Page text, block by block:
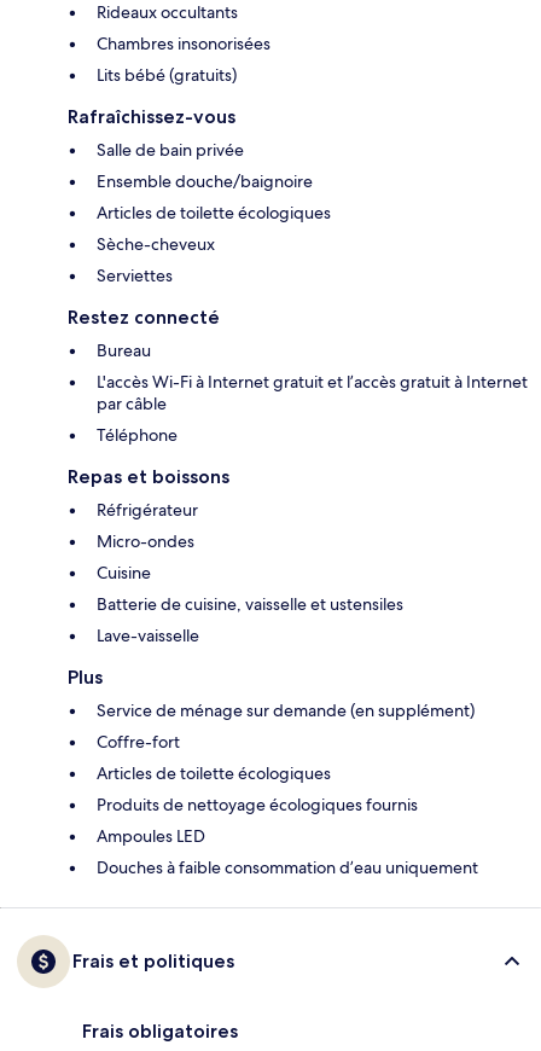
Rideaux occultants
Chambres insonorisées
Lits bébé (gratuits)
Rafraîchissez-vous
Salle de bain privée
Ensemble douche/baignoire
Articles de toilette écologiques
Sèche-cheveux
Serviettes
Restez connecté
Bureau
L'accès Wi-Fi à Internet gratuit et l’accès gratuit à Internet
par câble
Téléphone
Repas et boissons
Réfrigérateur
Micro-ondes
Cuisine
Batterie de cuisine, vaisselle et ustensiles
Lave-vaisselle
Plus
Service de ménage sur demande (en supplément)
Coffre-fort
Articles de toilette écologiques
Produits de nettoyage écologiques fournis
Ampoules LED
Douches à faible consommation d’eau uniquement
Frais et politiques
Frais obligatoires